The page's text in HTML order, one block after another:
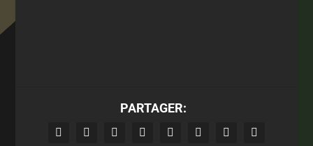
PARTAGER: